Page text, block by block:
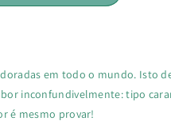
em todo o mundo. Isto
inconfundivelmente: tipo
é mesmo provar!